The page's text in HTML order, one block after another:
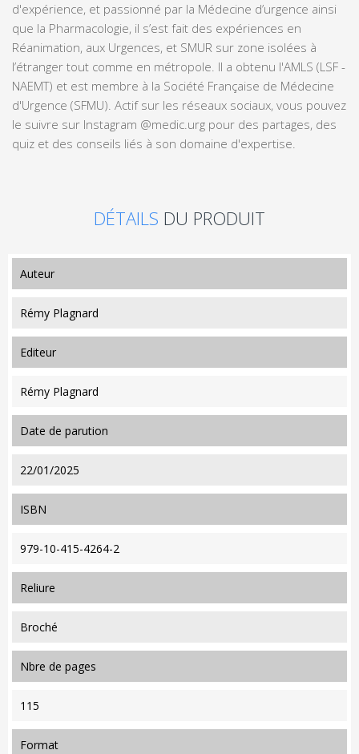
d'expérience, et passionné par la Médecine d’urgence ainsi
que la Pharmacologie, il s’est fait des expériences en
Réanimation, aux Urgences, et SMUR sur zone isolées à
l’étranger tout comme en métropole. Il a obtenu l'AMLS (LSF -
NAEMT) et est membre à la Société Française de Médecine
d'Urgence (SFMU). Actif sur les réseaux sociaux, vous pouvez
le suivre sur Instagram @medic.urg pour des partages, des
quiz et des conseils liés à son domaine d'expertise.
DÉTAILS DU PRODUIT
auteur
Rémy Plagnard
editeur
Rémy Plagnard
date de parution
22/01/2025
ISBN
979-10-415-4264-2
reliure
Broché
nbre de pages
115
format